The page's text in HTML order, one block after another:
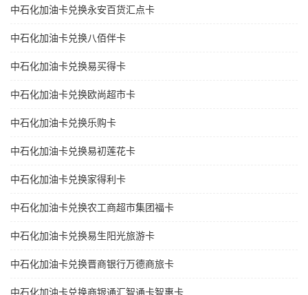
中石化加油卡兑换永安百货汇点卡
中石化加油卡兑换八佰伴卡
中石化加油卡兑换易买得卡
中石化加油卡兑换欧尚超市卡
中石化加油卡兑换乐购卡
中石化加油卡兑换易初莲花卡
中石化加油卡兑换家得利卡
中石化加油卡兑换农工商超市集团福卡
中石化加油卡兑换易生阳光旅游卡
中石化加油卡兑换晋商银行万德商旅卡
中石化加油卡兑换商银通汇智通卡智惠卡